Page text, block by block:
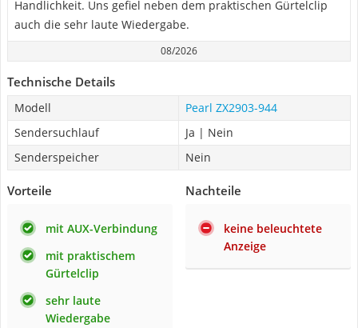
Handlichkeit. Uns gefiel neben dem praktischen Gürtelclip
auch die sehr laute Wiedergabe.
08/2026
Technische Details
Modell
Pearl ZX2903-944
Sendersuchlauf
Ja | Nein
Senderspeicher
Nein
Vorteile
mit AUX-Verbindung
mit praktischem
Gürtelclip
sehr laute
Wiedergabe
Nachteile
keine beleuchtete
Anzeige